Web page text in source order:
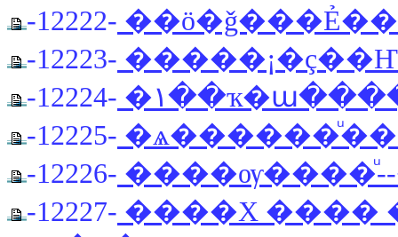
-12222-
-12223-
-12224-
-12225-
-12226-
-12227- ����Χ ����